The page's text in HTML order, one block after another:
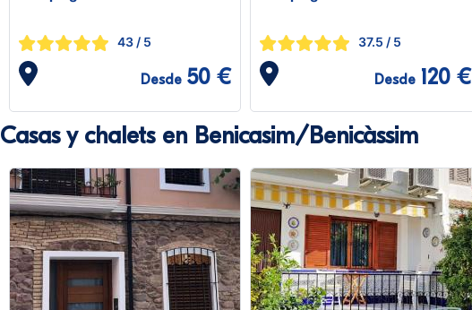
43 / 5
Desde 50 €
37.5 / 5
Desde 120 €
Casas y chalets en Benicasim/Benicàssim